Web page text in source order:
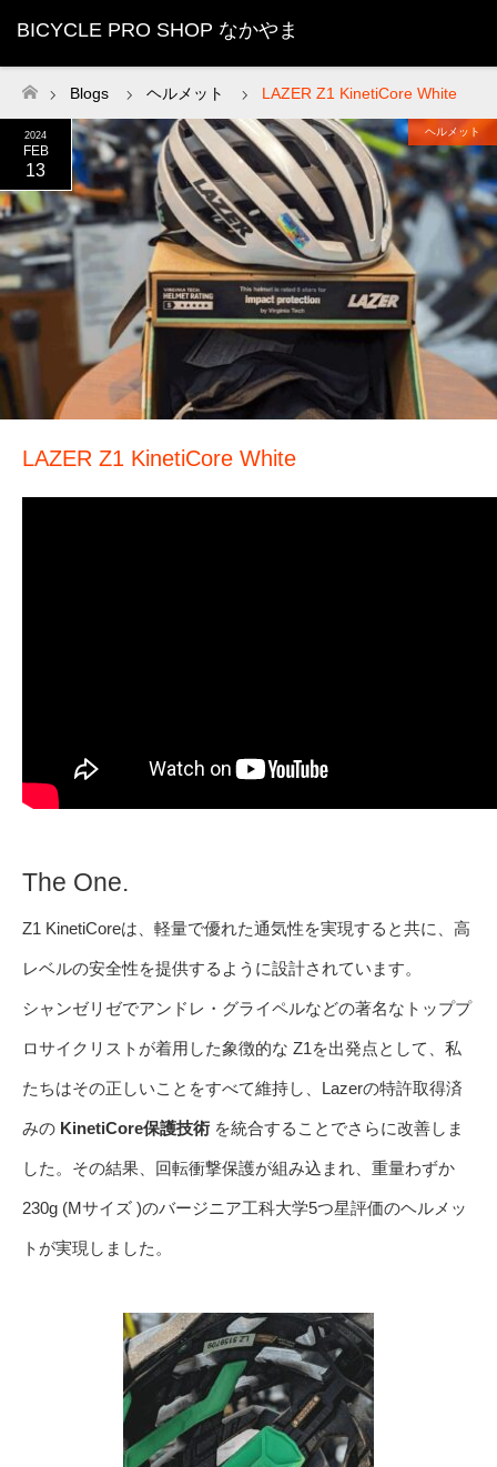
BICYCLE PRO SHOP なかやま
ホーム
Blogs ヘルメット LAZER Z1 KinetiCore White
2024
FEB
13
ヘルメット
LAZER Z1 KinetiCore White
The One.
Z1 KinetiCoreは、軽量で優れた通気性を実現すると共に、高
レベルの安全性を提供するように設計されています。
シャンゼリゼでアンドレ・グライペルなどの著名なトッププ
ロサイクリストが着用した象徴的な Z1を出発点として、私
たちはその正しいことをすべて維持し、Lazerの特許取得済
みの KinetiCore保護技術 を統合することでさらに改善しま
した。その結果、回転衝撃保護が組み込まれ、重量わずか
230g (Mサイズ )のバージニア工科大学5つ星評価のヘルメッ
トが実現しました。